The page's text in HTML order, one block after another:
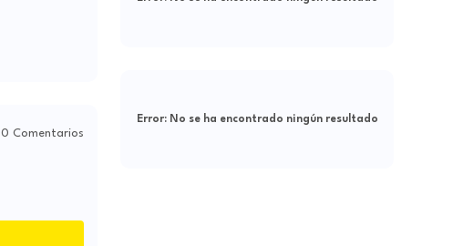
0 Comentarios
Error:No se ha encontrado ningún resultado